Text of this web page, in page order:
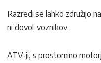
Razredi se lahko združijo
ni dovolj voznikov.
ATV-ji, s prostornino